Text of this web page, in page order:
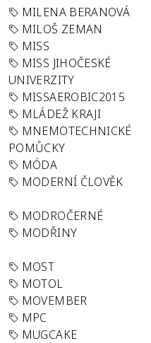
MILENA BERANOVÁ
MILOŠ ZEMAN
MISS
MISS JIHOČESKÉ
UNIVERZITY
MISSAEROBIC2015
MLÁDEŽ KRAJI
MNEMOTECHNICKÉ
POMŮCKY
MÓDA
MODERNÍ ČLOVĚK
MODROČERNÉ
MODŘINY
MOST
MOTOL
MOVEMBER
MPC
MUGCAKE